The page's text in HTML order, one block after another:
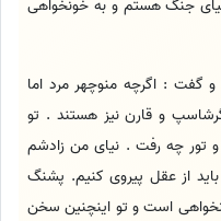
جنگ هستم و به خونخواهی
و گفت : اگرچه منوچهر مرد اما
و قارن نیز هستند . تو
تور چه رفت . نیای من زادشم
از عقل پیروی کنیم. پشنگ
است و تو اینچنین سخن